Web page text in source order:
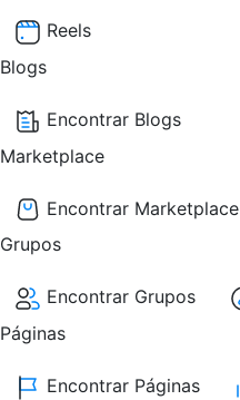
Reels
Blogs
Encontrar Blogs
Marketplace
Encontrar Marketplace
Grupos
Encontrar Grupos
Páginas
Encontrar Páginas